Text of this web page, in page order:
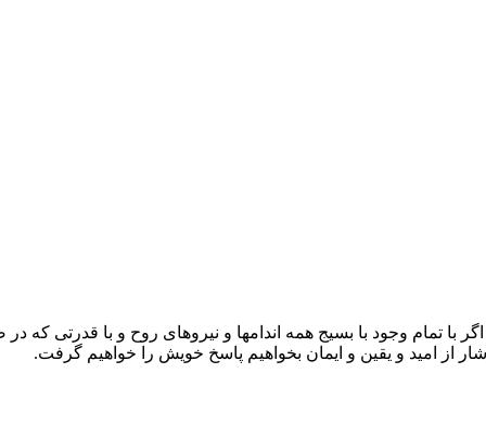
با تمام وجود با بسیج همه اندامها و نیروهای روح و با قدرتی
از امید و یقین و ایمان بخواهیم پاسخ خویش را خواهیم گرفت.